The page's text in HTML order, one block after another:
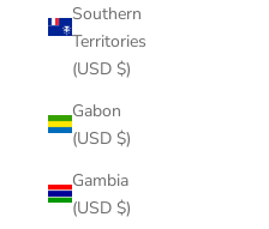
Southern
Territories
(USD $)
Gabon
(USD $)
Gambia
(USD $)